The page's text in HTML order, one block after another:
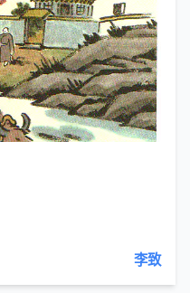
李致